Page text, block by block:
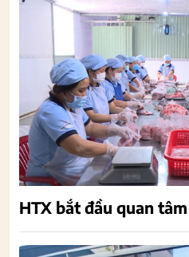
HTX bắt đầu quan